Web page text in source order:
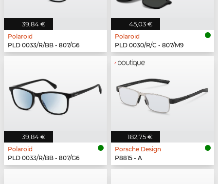
39,84 €
Polaroid
PLD 0033/R/BB - 807/G6
45,03 €
Polaroid
PLD 0030/R/C - 807/M9
39,84 €
Polaroid
PLD 0033/R/BB - 807/G6
182,75 €
Porsche Design
P8815 - A